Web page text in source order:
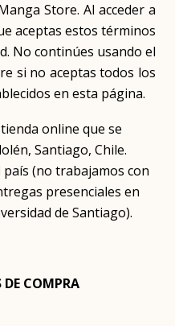
Store. Al acceder a
aceptas estos términos
No continúes usando el
si no aceptas todos los
en esta página.
online que se
Santiago, Chile.
(no trabajamos con
presenciales en
de Santiago).
COMPRA